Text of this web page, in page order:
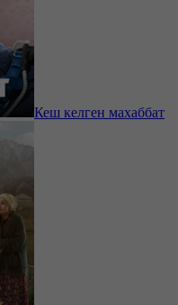
Кеш келген махаббат